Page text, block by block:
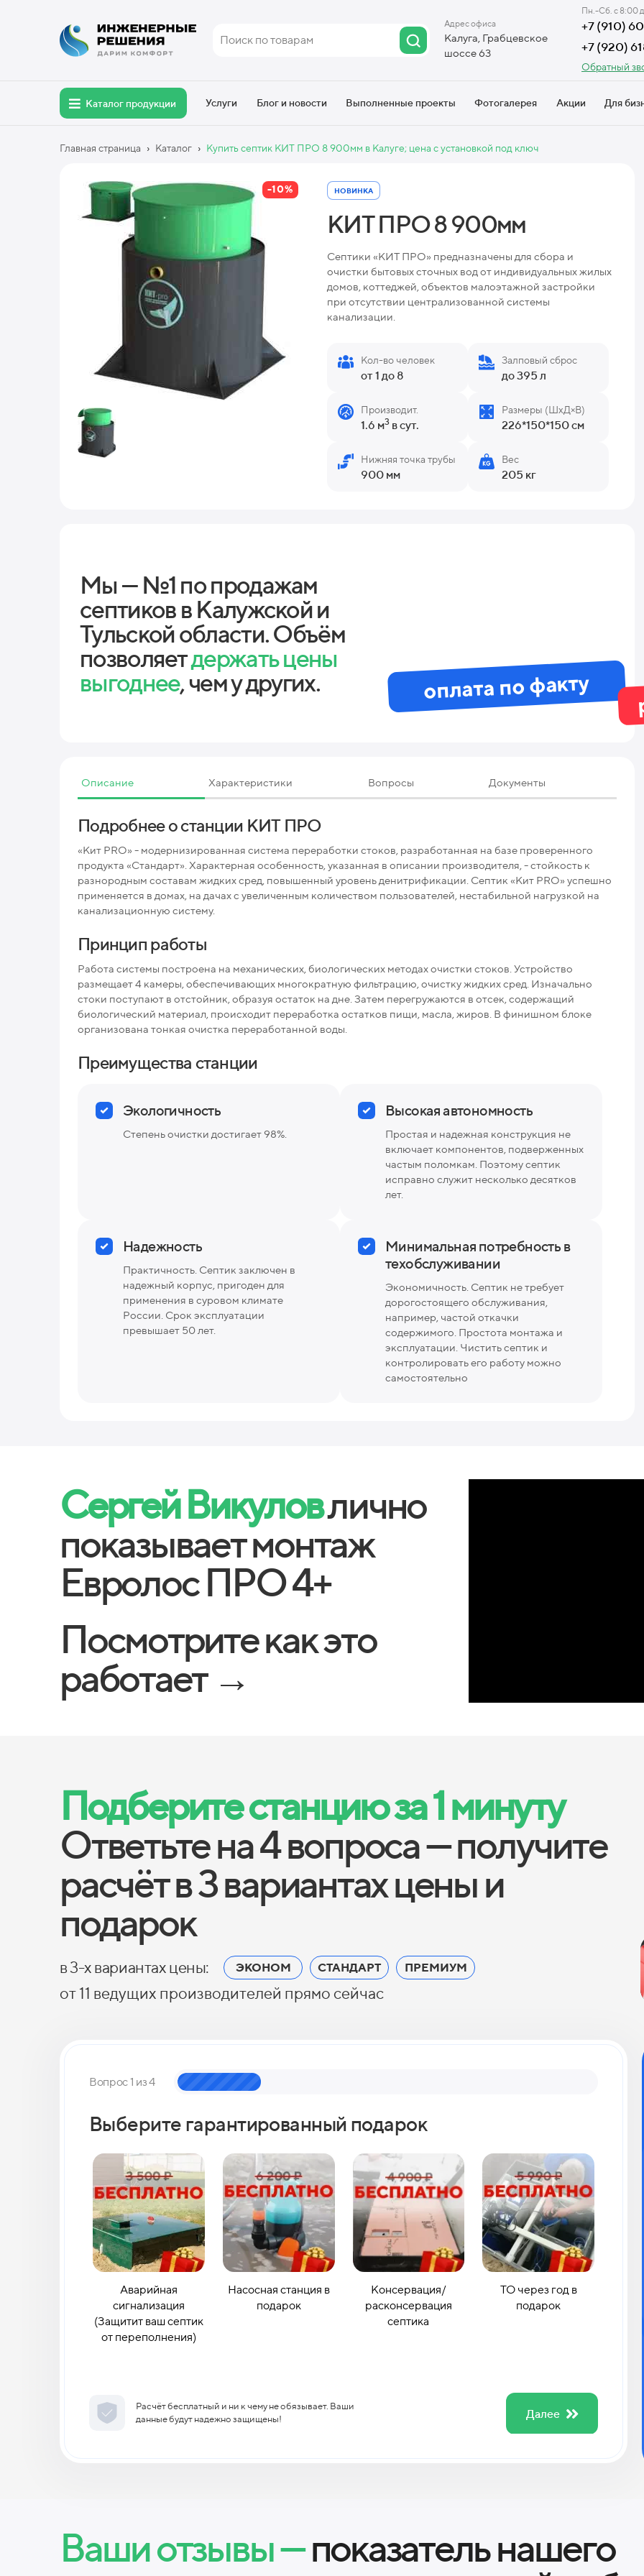
Адрес офиса
Калуга, Грабцевское
шоссе 63
Пн.-Сб. с 8:00
+7 (910)
+7 (920)
Обратный
Каталог продукции Услуги Блог и новости Выполненные проекты Фотогалерея Акции Для
Главная страница › Каталог › Купить септик КИТ ПРО 8 900мм в Калуге; цена с установкой под ключ
-10% НОВИНКА
КИТ ПРО 8 900мм
Септики «КИТ ПРО» предназначены для сбора и
очистки бытовых сточных вод от индивидуальных жилых
домов, коттеджей, объектов малоэтажной застройки
при отсутствии централизованной системы
канализации.
Кол-во человек
от 1 до 8
Залповый сброс
до 395 л
Производит.
1.6 м3 в сут.
Размеры (ШхД×В)
226*150*150 см
Нижняя точка трубы
900 мм
Вес
205 кг
Мы — №1 по продажам
септиков в Калужской и
Тульской области. Объём
позволяетдержать цены
выгоднее, чем у других. оплата по факту
Описание Характеристики Вопросы Документы
Подробнее о станции КИТ ПРО
«Кит PRO» - модернизированная система переработки стоков, разработанная на базе проверенного
продукта «Стандарт». Характерная особенность, указанная в описании производителя, - стойкость к
разнородным составам жидких сред, повышенный уровень денитрификации. Септик «Кит PRO» успешно
применяется в домах, на дачах с увеличенным количеством пользователей, нестабильной нагрузкой на
канализационную систему.
Принцип работы
Работа системы построена на механических, биологических методах очистки стоков. Устройство
размещает 4 камеры, обеспечивающих многократную фильтрацию, очистку жидких сред. Изначально
стоки поступают в отстойник, образуя остаток на дне. Затем перегружаются в отсек, содержащий
биологический материал, происходит переработка остатков пищи, масла, жиров. В финишном блоке
организована тонкая очистка переработанной воды.
Преимущества станции
Экологичность
Степень очистки достигает 98%.
Высокая автономность
Простая и надежная конструкция не
включает компонентов, подверженных
частым поломкам. Поэтому септик
исправно служит несколько десятков
лет.
Надежность
Практичность. Септик заключен в
надежный корпус, пригоден для
применения в суровом климате
России. Срок эксплуатации
превышает 50 лет.
Минимальная потребность в
техобслуживании
Экономичность. Септик не требует
дорогостоящего обслуживания,
например, частой откачки
содержимого. Простота монтажа и
эксплуатации. Чистить септик и
контролировать его работу можно
самостоятельно
Сергей Викуловлично
показывает монтаж
Евролос ПРО 4+
Посмотрите как это
работает →
Подберите станцию за 1 минуту
Ответьте на 4 вопроса — получите
расчёт в 3 вариантах цены и
подарок
в 3-х вариантах цены: ЭКОНОМ СТАНДАРТ ПРЕМИУМ
от 11 ведущих производителей прямо сейчас
Вопрос 1 из 4
Выберите гарантированный подарок
Аварийная
сигнализация
(Защитит ваш септик
от переполнения)
Насосная станция в
подарок
Консервация/
расконсервация
септика
ТО через год в
подарок
Расчёт бесплатный и ни к чему не обязывает. Ваши
данные будут надежно защищены!
Далее
Ваши отзывы —показатель нашего